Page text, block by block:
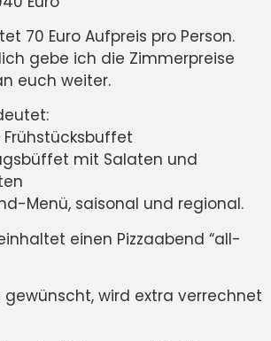
70 Euro Aufpreis pro Person.
gebe ich die Zimmerpreise
euch weiter.
mit Salaten und
Menü, saisonal und regional.
einen Pizzaabend “all-
gewünscht, wird extra verrechnet